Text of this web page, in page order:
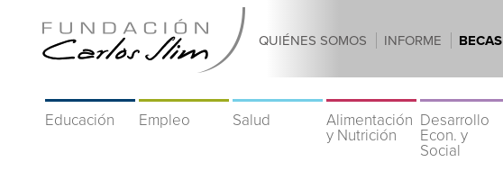
QUIÉNES SOMOS INFORME BECAS
Educación Empleo Salud
Alimentación
y Nutrición
Desarrollo
Econ. y
Social